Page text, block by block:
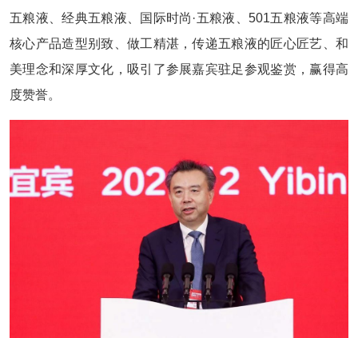
五粮液、经典五粮液、国际时尚·五粮液、501五粮液等高端
核心产品造型别致、做工精湛，传递五粮液的匠心匠艺、和
美理念和深厚文化，吸引了参展嘉宾驻足参观鉴赏，赢得高
度赞誉。